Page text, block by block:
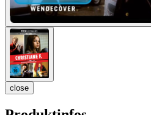
close